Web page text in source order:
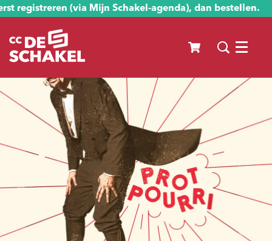
registreren (via Mijn Schakel-agenda), dan bestellen.
Menu